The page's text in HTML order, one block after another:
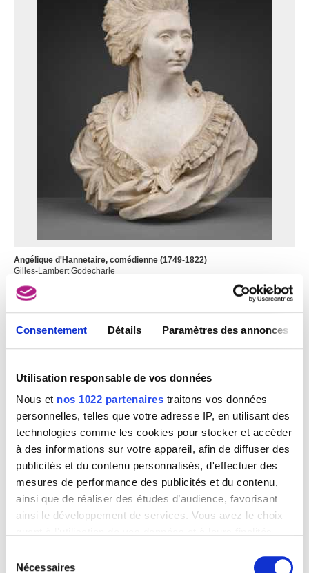
Consentement Détails Paramètres des annonces
Utilisation responsable de vos données
Nous et nos 1022 partenaires traitons vos données
personnelles, telles que votre adresse IP, en utilisant des
technologies comme les cookies pour stocker et accéder
à des informations sur votre appareil, afin de diffuser des
publicités et du contenu personnalisés, d'effectuer des
mesures de performance des publicités et du contenu,
ainsi que de réaliser des études d’audience, favorisant
ainsi le développement de services. Vous avez le choix
tout moment en consultant la Déclaration relative aux
Nécessaires
Angélique d'Hannetaire, comédienne (1749-1822)
Gilles-Lambert Godecharle